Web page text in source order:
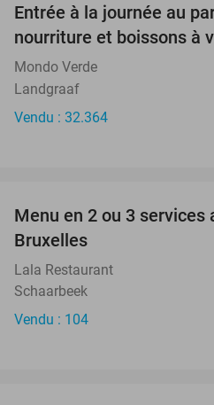
Entrée à la journée au
nourriture et boissons à
Mondo Verde
Landgraaf
Vendu : 32.364
Menu en 2 ou 3 services
Bruxelles
Lala Restaurant
Schaarbeek
Vendu : 104